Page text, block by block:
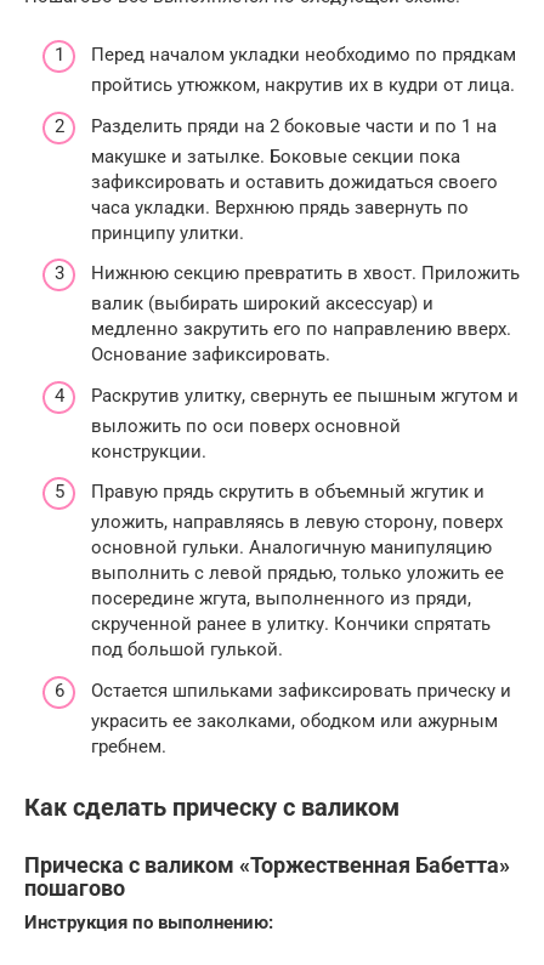
Перед началом укладки необходимо по прядкам
пройтись утюжком, накрутив их в кудри от лица.
Разделить пряди на 2 боковые части и по 1 на
макушке и затылке. Боковые секции пока
зафиксировать и оставить дожидаться своего
часа укладки. Верхнюю прядь завернуть по
принципу улитки.
Нижнюю секцию превратить в хвост. Приложить
валик (выбирать широкий аксессуар) и
медленно закрутить его по направлению вверх.
Основание зафиксировать.
Раскрутив улитку, свернуть ее пышным жгутом и
выложить по оси поверх основной
конструкции.
Правую прядь скрутить в объемный жгутик и
уложить, направляясь в левую сторону, поверх
основной гульки. Аналогичную манипуляцию
выполнить с левой прядью, только уложить ее
посередине жгута, выполненного из пряди,
скрученной ранее в улитку. Кончики спрятать
под большой гулькой.
Остается шпильками зафиксировать прическу и
украсить ее заколками, ободком или ажурным
гребнем.
Как сделать прическу с валиком
Прическа с валиком «Торжественная Бабетта»
пошагово
Инструкция по выполнению: